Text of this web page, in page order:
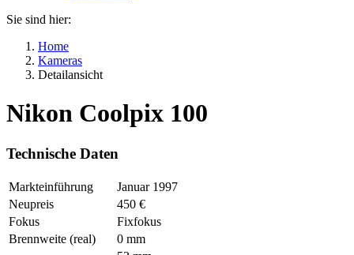
Sie sind hier:
Home
Kameras
Detailansicht
Nikon Coolpix 100
Technische Daten
Markteinführung
Januar 1997
Neupreis
450 €
Fokus
Fixfokus
Brennweite (real)
0 mm